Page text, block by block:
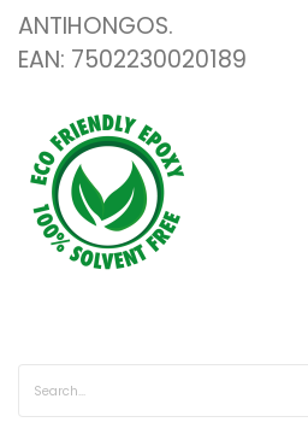
ANTIHONGOS.
EAN: 7502230020189